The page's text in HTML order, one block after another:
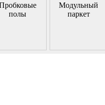
полы
Модульный
паркет